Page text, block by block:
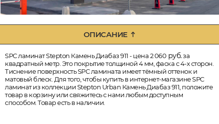
ОПИСАНИЕ
SPC ламинат Stepton Камень Диабаз 911 - цена 2 060 руб.за
квадратный метр. Это покрытие толщиной 4 мм, фаска с 4-х сторон.
Тиснение поверхность SPC ламината имеет тёмный оттенок и
матовый блеск. Для того, чтобы купить в интернет-магазине SPC
ламинат из коллекции Stepton Urban Камень Диабаз 911, положите
товар в корзину или свяжитесь с нами любым доступным
способом. Товар есть в наличии.